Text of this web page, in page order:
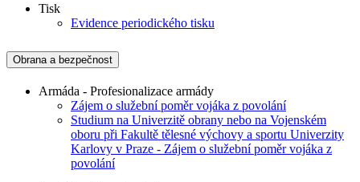
Tisk
Evidence periodického tisku
Obrana a bezpečnost
Armáda - Profesionalizace armády
Zájem o služební poměr vojáka z povolání
Studium na Univerzitě obrany nebo na Vojenském
oboru při Fakultě tělesné výchovy a sportu Univerzity
Karlovy v Praze - Zájem o služební poměr vojáka z
povolání